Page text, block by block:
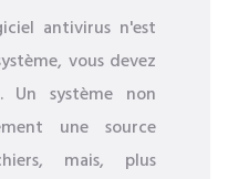
antivirus n'est
vous devez
Un système non
une source
mais, plus